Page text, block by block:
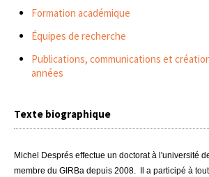
Formation académique
Équipes de recherche
Publications, communications et
années
Texte biographique
Michel Després effectue un doctorat à l'université
membre du GIRBa depuis 2008.
Il a participé à